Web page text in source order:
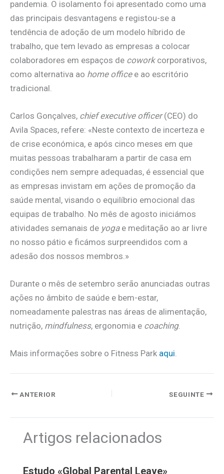
pandemia. O isolamento foi apresentado como uma
das principais desvantagens e registou-se a
tendência de adoção de um modelo híbrido de
trabalho, que tem levado as empresas a colocar
colaboradores em espaços de coworkcorporativos,
como alternativa ao home officee ao escritório
tradicional.
Carlos Gonçalves, chief executive officer(CEO) do
Avila Spaces, refere: «Neste contexto de incerteza e
de crise económica, e após cinco meses em que
muitas pessoas trabalharam a partir de casa em
condições nem sempre adequadas, é essencial que
as empresas invistam em ações de promoção da
saúde mental, visando o equilíbrio emocional das
equipas de trabalho. No mês de agosto iniciámos
atividades semanais de yogae meditação ao ar livre
no nosso pátio e ficámos surpreendidos com a
adesão dos nossos membros.»
Durante o mês de setembro serão anunciadas outras
ações no âmbito de saúde e bem-estar,
nomeadamente palestras nas áreas de alimentação,
nutrição, mindfulness, ergonomia e coaching.
Mais informações sobre o Fitness Park aqui.
ANTERIOR SEGUINTE
Artigos relacionados
Estudo «Global Parental Leave»